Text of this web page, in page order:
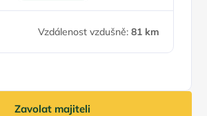
Vzdálenost vzdušně: 81 km
Zavolat majiteli